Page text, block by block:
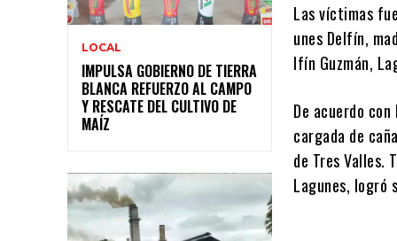
LOCAL
IMPULSA GOBIERNO DE TIERRA
BLANCA REFUERZO AL CAMPO
Y RESCATE DEL CULTIVO DE
MAÍZ
Las víctimas
unes Delfín,
lfín Guzmán,
De acuerdo
cargada de
de Tres Valles.
Lagunes, logró